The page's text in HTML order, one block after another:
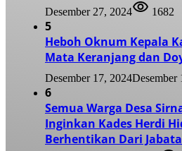
Desember 27, 2024 1682
5
Heboh Oknum Kepala
Mata Keranjang dan
Desember 17, 2024Desember
6
Semua Warga Desa
Inginkan Kades Herdi
Berhentikan Dari